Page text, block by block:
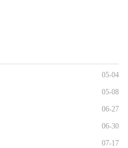
05-04
05-08
06-27
06-30
07-17